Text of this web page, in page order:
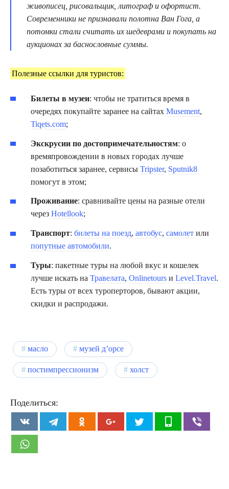
живописец, рисовальщик, литограф и офортист.
Современники не признавали полотна Ван Гога, а
потомки стали считать их шедеврами и покупать на
аукционах за баснословные суммы.
Полезные ссылки для туристов:
Билеты в музеи: чтобы не тратиться время в
очередях покупайте заранее на сайтах Musement,
Tiqets.com;
Экскрусии по достопримечательностям: о
времяпровождении в новых городах лучше
позаботиться заранее, сервисы Tripster, Sputnik8
помогут в этом;
Проживание: сравнивайте цены на разные отели
через Hotellook;
Транспорт: билеты на поезд, автобус, самолет или
попутные автомобили.
Туры: пакетные туры на любой вкус и кошелек
лучше искать на Травелата, Onlinetours и Level.Travel.
Есть туры от всех туроперторов, бывают акции,
скидки и распродажи.
масло музей д’орсе
постимпрессионизм холст
Поделиться: